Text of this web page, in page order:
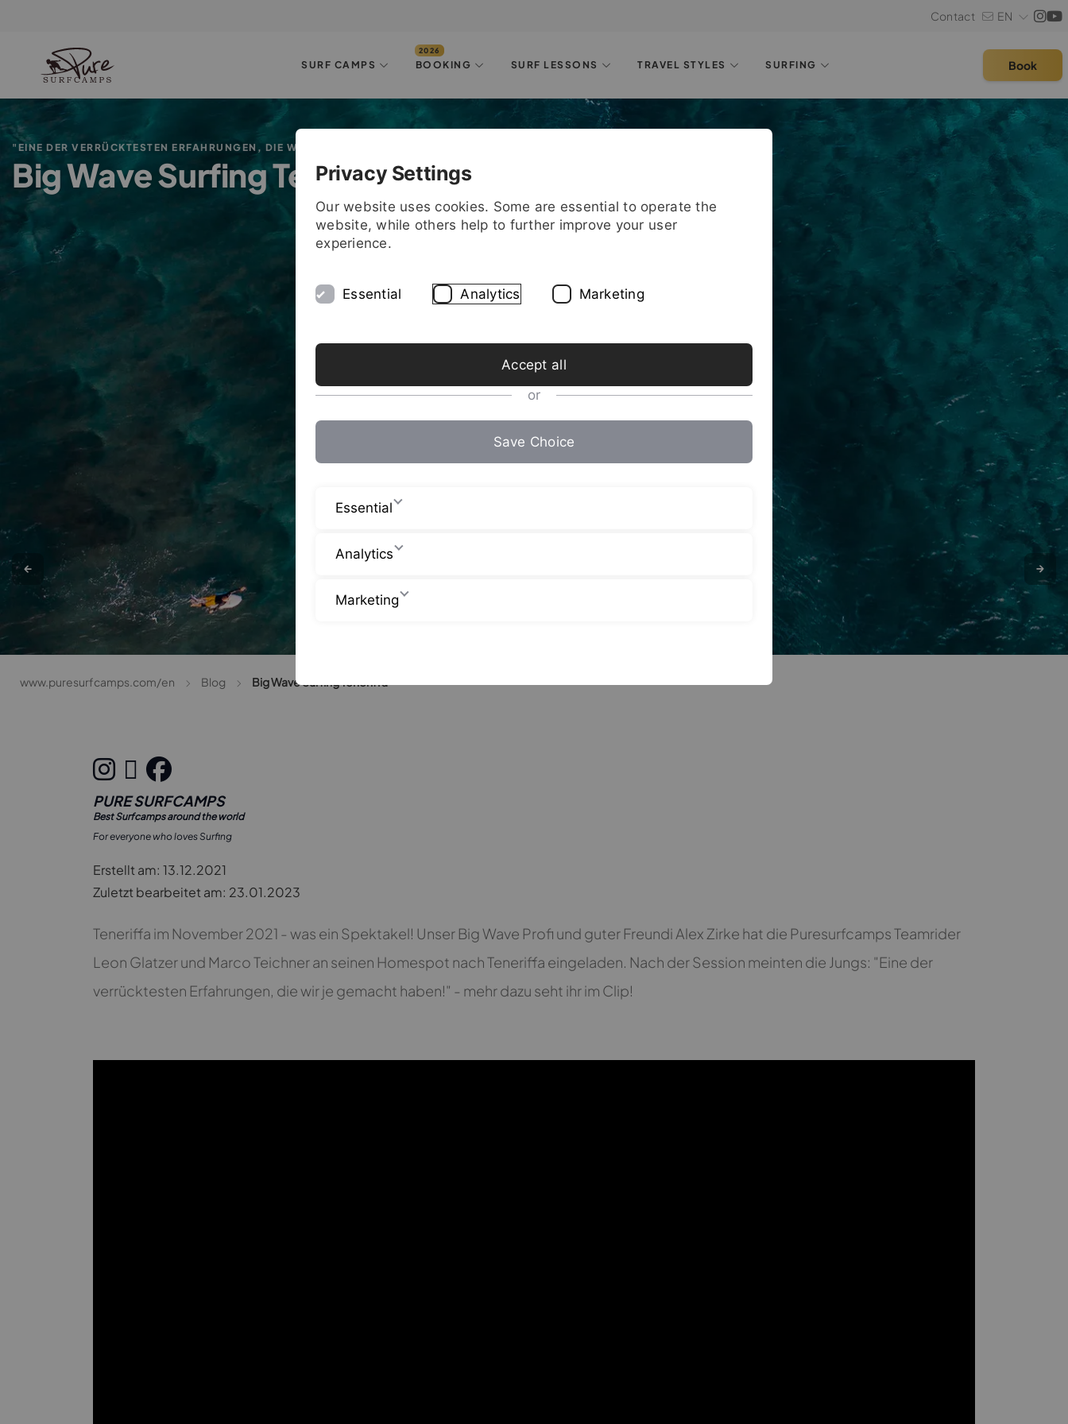
Contact EN
SURF CAMPS BOOKING SURF LESSONS TRAVEL STYLES SURFING Book
"EINE DER VERRÜCKTESTEN ERFAHRUNGEN, DIE WIR JE GEMACHT HABEN!"
Big Wave Surfing Teneriffa
www.puresurfcamps.com/en Blog Big Wave Surfing Teneriffa
PURE SURFCAMPS
Best Surfcamps around the world
For everyone who loves Surfing
Erstellt am: 13.12.2021
Zuletzt bearbeitet am: 23.01.2023
Teneriffa im November 2021 - was ein Spektakel! Unser Big Wave Profi und guter Freundi Alex Zirke hat die Puresurfcamps Teamrider
Leon Glatzer und Marco Teichner an seinen Homespot nach Teneriffa eingeladen. Nach der Session meinten die Jungs: "Eine der
verrücktesten Erfahrungen, die wir je gemacht haben!" - mehr dazu seht ihr im Clip!
Privacy Settings
Our website uses cookies. Some are essential to operate the
website, while others help to further improve your user
experience.
Essential Analytics Marketing
Accept all
or
Save Choice
Essential
Analytics
Marketing